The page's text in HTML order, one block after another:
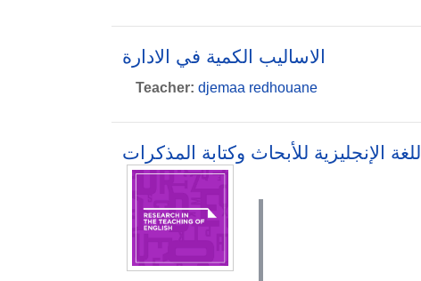
الاساليب الكمية في الادارة
Teacher: djemaa redhouane
اللغة الإنجليزية للأبحاث وكتابة المذكرات